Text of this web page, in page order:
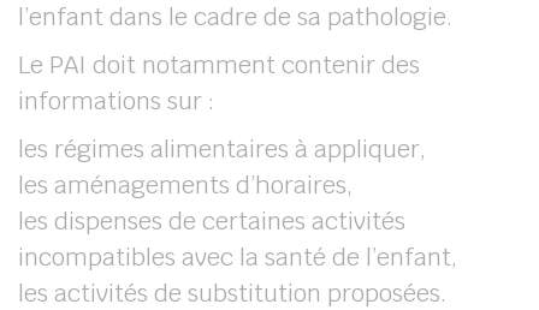
l’enfant dans le cadre de sa pathologie.
Le PAI doit notamment contenir des
informations sur :
les régimes alimentaires à appliquer,
les aménagements d’horaires,
les dispenses de certaines activités
incompatibles avec la santé de l’enfant,
les activités de substitution proposées.